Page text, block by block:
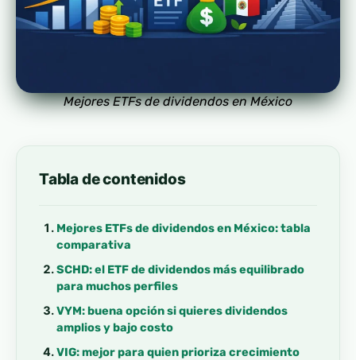
Mejores ETFs de dividendos en México
Tabla de contenidos
Mejores ETFs de dividendos en México: tabla
comparativa
SCHD: el ETF de dividendos más equilibrado
para muchos perfiles
VYM: buena opción si quieres dividendos
amplios y bajo costo
VIG: mejor para quien prioriza crecimiento